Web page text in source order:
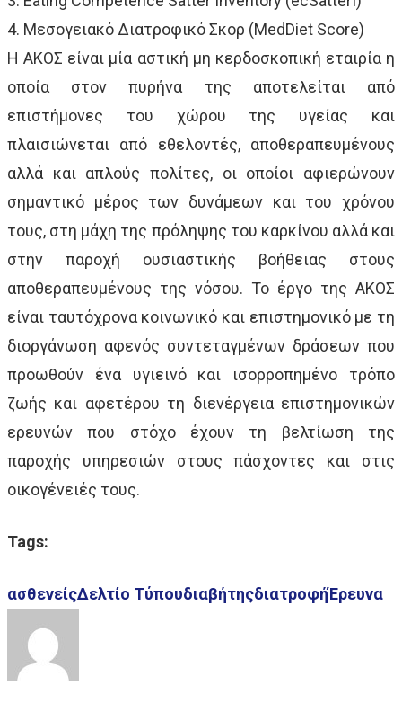
4. Μεσογειακό Διατροφικό Σκορ (MedDiet Score)
Η ΑΚΟΣ είναι μία αστική μη κερδοσκοπική εταιρία η
οποία στον πυρήνα της αποτελείται από
επιστήμονες του χώρου της υγείας και
πλαισιώνεται από εθελοντές, αποθεραπευμένους
αλλά και απλούς πολίτες, οι οποίοι αφιερώνουν
σημαντικό μέρος των δυνάμεων και του χρόνου
τους, στη μάχη της πρόληψης του καρκίνου αλλά και
στην παροχή ουσιαστικής βοήθειας στους
αποθεραπευμένους της νόσου. Το έργο της ΑΚΟΣ
είναι ταυτόχρονα κοινωνικό και επιστημονικό με τη
διοργάνωση αφενός συντεταγμένων δράσεων που
προωθούν ένα υγιεινό και ισορροπημένο τρόπο
ζωής και αφετέρου τη διενέργεια επιστημονικών
ερευνών που στόχο έχουν τη βελτίωση της
παροχής υπηρεσιών στους πάσχοντες και στις
οικογένειές τους.
Tags:
ασθενείςΔελτίο ΤύπουδιαβήτηςδιατροφήΈρευνα